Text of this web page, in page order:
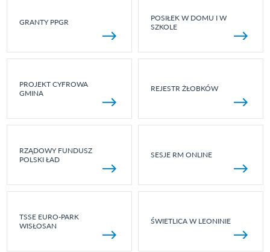
GRANTY PPGR
POSIŁEK W DOMU I W
SZKOLE
PROJEKT CYFROWA
GMINA
REJESTR ŻŁOBKÓW
RZĄDOWY FUNDUSZ
POLSKI ŁAD
SESJE RM ONLINE
TSSE EURO-PARK
WISŁOSAN
ŚWIETLICA W LEONINIE